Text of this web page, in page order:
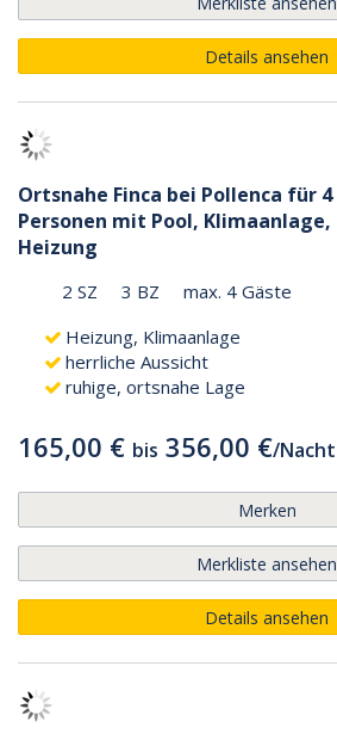
Details ansehen
Ortsnahe Finca bei Pollenca für 4
Personen mit Pool, Klimaanlage,
Heizung
2 SZ 3 BZ max. 4 Gäste
Heizung, Klimaanlage
herrliche Aussicht
ruhige, ortsnahe Lage
165,00 € bis 356,00 €/Nacht
Merken
Merkliste ansehen
Details ansehen